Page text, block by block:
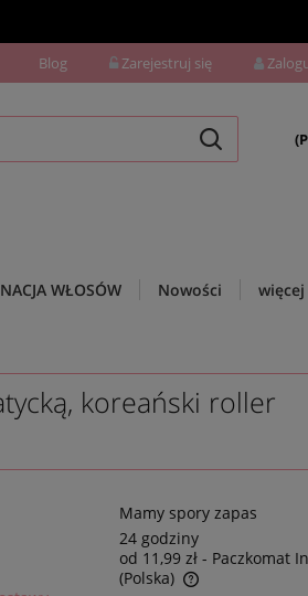
Blog Zarejestruj się
WŁOSÓW Nowości więcej
koreański roller
Mamy spory zapas
24 godziny
od 11,99 zł - Paczkomat
(Polska)